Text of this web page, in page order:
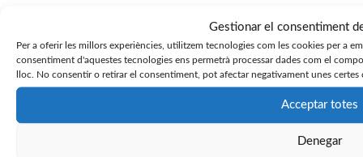
Gestionar el consentiment
Per a oferir les millors experiències, utilitzem tecnologies com les cookies per a
consentiment d'aquestes tecnologies ens permetrà processar dades com el
lloc. No consentir o retirar el consentiment, pot afectar negativament unes certes
Acceptar totes
Denegar